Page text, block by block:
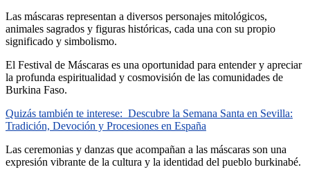
Las máscaras representan a diversos personajes mitológicos,
animales sagrados y figuras históricas, cada una con su propio
significado y simbolismo.
El Festival de Máscaras es una oportunidad para entender y apreciar
la profunda espiritualidad y cosmovisión de las comunidades de
Burkina Faso.
Quizás también te interese: Descubre la Semana Santa en Sevilla:
Tradición, Devoción y Procesiones en España
Las ceremonias y danzas que acompañan a las máscaras son una
expresión vibrante de la cultura y la identidad del pueblo burkinabé.